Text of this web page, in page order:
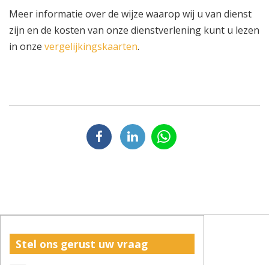
Meer informatie over de wijze waarop wij u van dienst
zijn en de kosten van onze dienstverlening kunt u lezen
in onze vergelijkingskaarten.
Stel ons gerust uw vraag